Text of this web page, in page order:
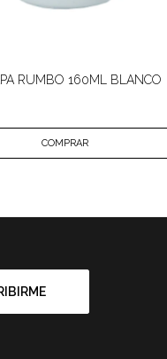
RUMBO 160ML BLANCO